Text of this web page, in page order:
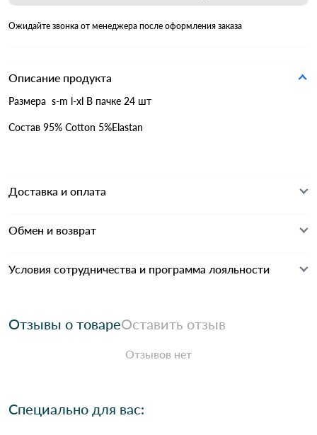
Ожидайте звонка от менеджера после оформления заказа
Описание продукта
Размера s-m l-xl В пачке 24 шт
Состав 95% Cotton 5%Elastan
Доставка и оплата
Обмен и возврат
Условия сотрудничества и программа лояльности
Отзывы о товареОставить отзыв
Отзывов нет
Специально для вас: